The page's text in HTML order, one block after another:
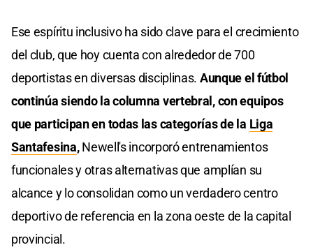
Ese espíritu inclusivo ha sido clave para el crecimiento
del club, que hoy cuenta con alrededor de 700
deportistas en diversas disciplinas. Aunque el fútbol
continúa siendo la columna vertebral, con equipos
que participan en todas las categorías de la Liga
Santafesina,Newell's incorporó entrenamientos
funcionales y otras alternativas que amplían su
alcance y lo consolidan como un verdadero centro
deportivo de referencia en la zona oeste de la capital
provincial.